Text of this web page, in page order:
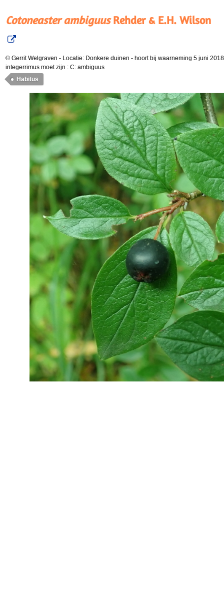
Cotoneaster ambiguusRehder & E.H. Wilson
© Gerrit Welgraven - Locatie: Donkere duinen - hoort bij waarneming 5 juni
integerrimus moet zijn : C: ambiguus
Habitus